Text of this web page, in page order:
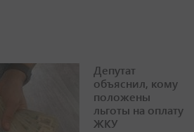
Депутат
объяснил, кому
положены
льготы на оплату
ЖКУ